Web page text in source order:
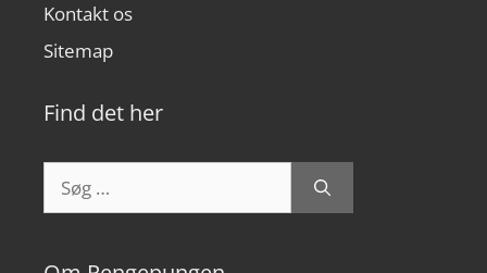
Kontakt os
Sitemap
Find det her
efter: